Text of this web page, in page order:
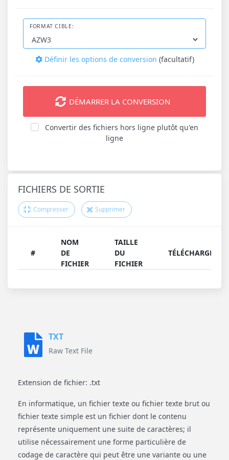
FORMAT CIBLE:
Définir les options de conversion (facultatif)
DÉMARRER LA CONVERSION
Convertir des fichiers hors ligne plutôt qu'en
ligne
FICHIERS DE SORTIE
Compresser Supprimer
#
NOM
DE
FICHIER
TAILLE
DU
FICHIER
TÉLÉCHARGER
TXT
Raw Text File
Extension de fichier: .txt
En informatique, un fichier texte ou fichier texte brut ou
fichier texte simple est un fichier dont le contenu
représente uniquement une suite de caractères; il
utilise nécessairement une forme particulière de
codage de caractère qui peut être une variante ou une